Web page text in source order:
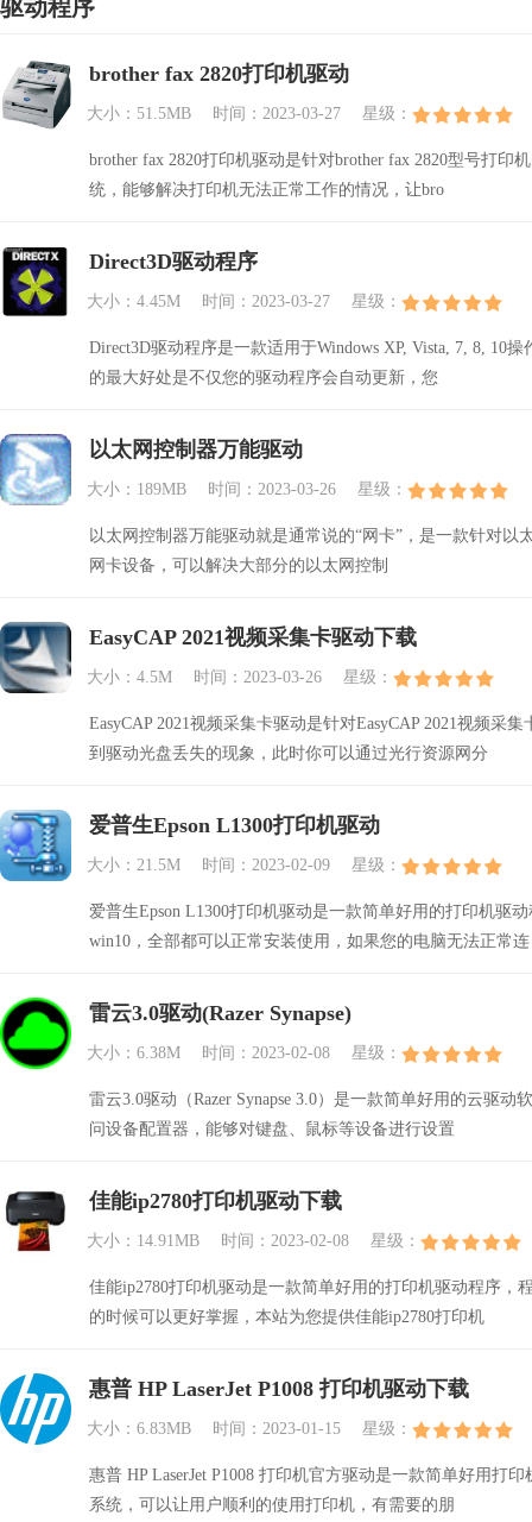
驱动程序
brother fax 2820打印机驱动
大小：51.5MB 时间：2023-03-27 星级：
brother fax 2820打印机驱动是针对brother fax 2820型号打印
统，能够解决打印机无法正常工作的情况，让bro
Direct3D驱动程序
大小：4.45M 时间：2023-03-27 星级：
Direct3D驱动程序是一款适用于Windows XP, Vista, 7, 8, 10
的最大好处是不仅您的驱动程序会自动更新，您
以太网控制器万能驱动
大小：189MB 时间：2023-03-26 星级：
以太网控制器万能驱动就是通常说的“网卡”，是一款针对
网卡设备，可以解决大部分的以太网控制
EasyCAP 2021视频采集卡驱动下载
大小：4.5M 时间：2023-03-26 星级：
EasyCAP 2021视频采集卡驱动是针对EasyCAP 2021视频
到驱动光盘丢失的现象，此时你可以通过光行资源网分
爱普生Epson L1300打印机驱动
大小：21.5M 时间：2023-02-09 星级：
爱普生Epson L1300打印机驱动是一款简单好用的打印机驱
win10，全部都可以正常安装使用，如果您的电脑无法正常连
雷云3.0驱动(Razer Synapse)
大小：6.38M 时间：2023-02-08 星级：
雷云3.0驱动（Razer Synapse 3.0）是一款简单好用的云驱
问设备配置器，能够对键盘、鼠标等设备进行设置
佳能ip2780打印机驱动下载
大小：14.91MB 时间：2023-02-08 星级：
佳能ip2780打印机驱动是一款简单好用的打印机驱动程序
的时候可以更好掌握，本站为您提供佳能ip2780打印机
惠普 HP LaserJet P1008 打印机驱动下载
大小：6.83MB 时间：2023-01-15 星级：
惠普 HP LaserJet P1008 打印机官方驱动是一款简单好用打
系统，可以让用户顺利的使用打印机，有需要的朋